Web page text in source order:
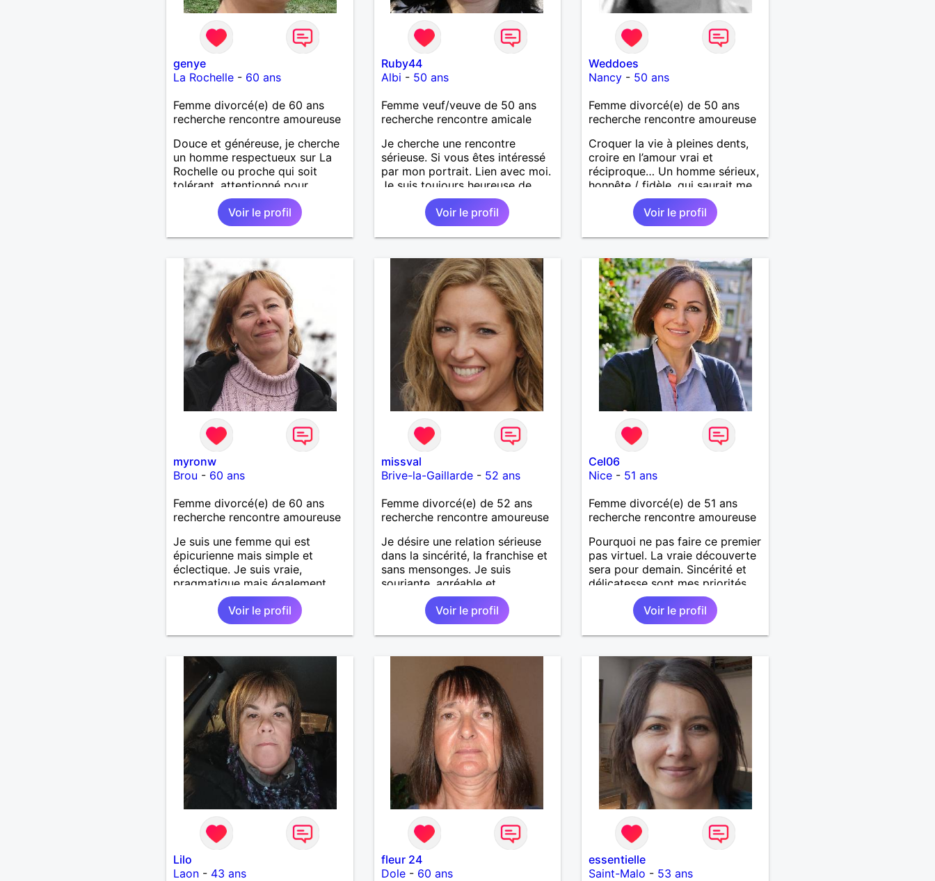
genye
La Rochelle- 60 ans
Femme divorcé(e) de 60 ans
recherche rencontre amoureuse
Douce et généreuse, je cherche
un homme respectueux sur La
Rochelle ou proche qui soit
tolérant, attentionné pour
profiter de la vie à deux.
Voir le profil
Ruby44
Albi - 50 ans
Femme veuf/veuve de 50 ans
recherche rencontre amicale
Je cherche une rencontre
sérieuse. Si vous êtes intéressé
par mon portrait. Lien avec moi.
Je suis toujours heureuse de
vous accueillir.
Voir le profil
Weddoes
Nancy - 50 ans
Femme divorcé(e) de 50 ans
recherche rencontre amoureuse
Croquer la vie à pleines dents,
croire en l’amour vrai et
réciproque… Un homme sérieux,
honnête / fidèle, qui saurait me
faire rire à nouveau, est le bien
Voir le profil
myronw
Brou - 60 ans
Femme divorcé(e) de 60 ans
recherche rencontre amoureuse
Je suis une femme qui est
épicurienne mais simple et
éclectique. Je suis vraie,
pragmatique mais également
passionnée, j'ai envie de vivre
des moments à deux.
Voir le profil
missval
Brive-la-Gaillarde- 52 ans
Femme divorcé(e) de 52 ans
recherche rencontre amoureuse
Je désire une relation sérieuse
dans la sincérité, la franchise et
sans mensonges. Je suis
souriante, agréable et
respectueuse tout en désirant
passer de bons moments de
complicité avec un homme
voulant aller dans la même
Voir le profil
Cel06
Nice - 51 ans
Femme divorcé(e) de 51 ans
recherche rencontre amoureuse
Pourquoi ne pas faire ce premier
pas virtuel. La vraie découverte
sera pour demain. Sincérité et
délicatesse sont mes priorités.
Voir le profil
Lilo
Laon- 43 ans
fleur 24
Dole- 60 ans
essentielle
Saint-Malo - 53 ans